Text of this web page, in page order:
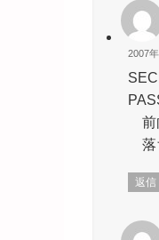
2007
前
落
返信